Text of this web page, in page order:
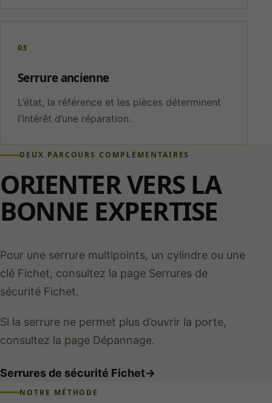
03
Serrure ancienne
L’état, la référence et les pièces déterminent
l’intérêt d’une réparation.
DEUX PARCOURS COMPLÉMENTAIRES
ORIENTER VERS LA
BONNE EXPERTISE
Pour une serrure multipoints, un cylindre ou une
clé Fichet, consultez la page Serrures de
sécurité Fichet.
Si la serrure ne permet plus d’ouvrir la porte,
consultez la page Dépannage.
Serrures de sécurité Fichet→
NOTRE MÉTHODE